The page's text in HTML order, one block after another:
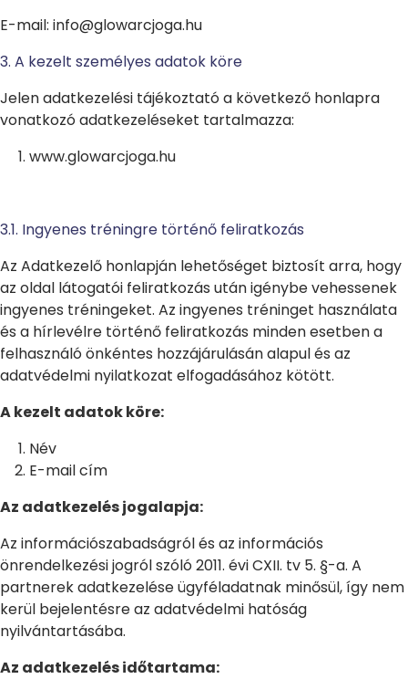
E-mail: info@glowarcjoga.hu
3. A kezelt személyes adatok köre
Jelen adatkezelési tájékoztató a következő honlapra
vonatkozó adatkezeléseket tartalmazza:
www.glowarcjoga.hu
3.1. Ingyenes tréningre történő feliratkozás
Az Adatkezelő honlapján lehetőséget biztosít arra, hogy
az oldal látogatói feliratkozás után igénybe vehessenek
ingyenes tréningeket. Az ingyenes tréninget használata
és a hírlevélre történő feliratkozás minden esetben a
felhasználó önkéntes hozzájárulásán alapul és az
adatvédelmi nyilatkozat elfogadásához kötött.
A kezelt adatok köre:
Név
E-mail cím
Az adatkezelés jogalapja:
Az információszabadságról és az információs
önrendelkezési jogról szóló 2011. évi CXII. tv 5. §-a. A
partnerek adatkezelése ügyféladatnak minősül, így nem
kerül bejelentésre az adatvédelmi hatóság
nyilvántartásába.
Az adatkezelés időtartama: